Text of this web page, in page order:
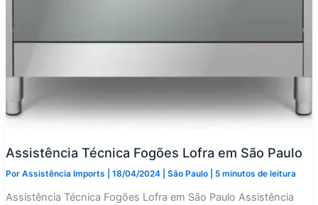
Assistência Técnica Fogões Lofra em São Paulo
Por Assistência Imports 18/04/2024 São Paulo| 5 minutos de leitura
Assistência Técnica Fogões Lofra em São Paulo Assistência